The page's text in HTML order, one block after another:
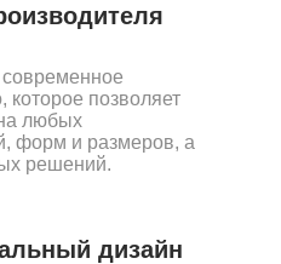
которое позволяет
любых
форм и размеров, а
решений.
дизайн